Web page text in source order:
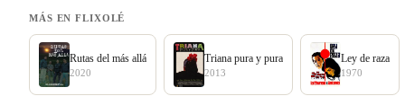
MÁS EN FLIXOLÉ
Rutas del más allá
2020
Triana pura y pura
2013
Ley de raza
1970